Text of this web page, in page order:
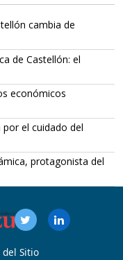
cambia de
de Castellón: el
económicos
el cuidado del
protagonista del
del Sitio